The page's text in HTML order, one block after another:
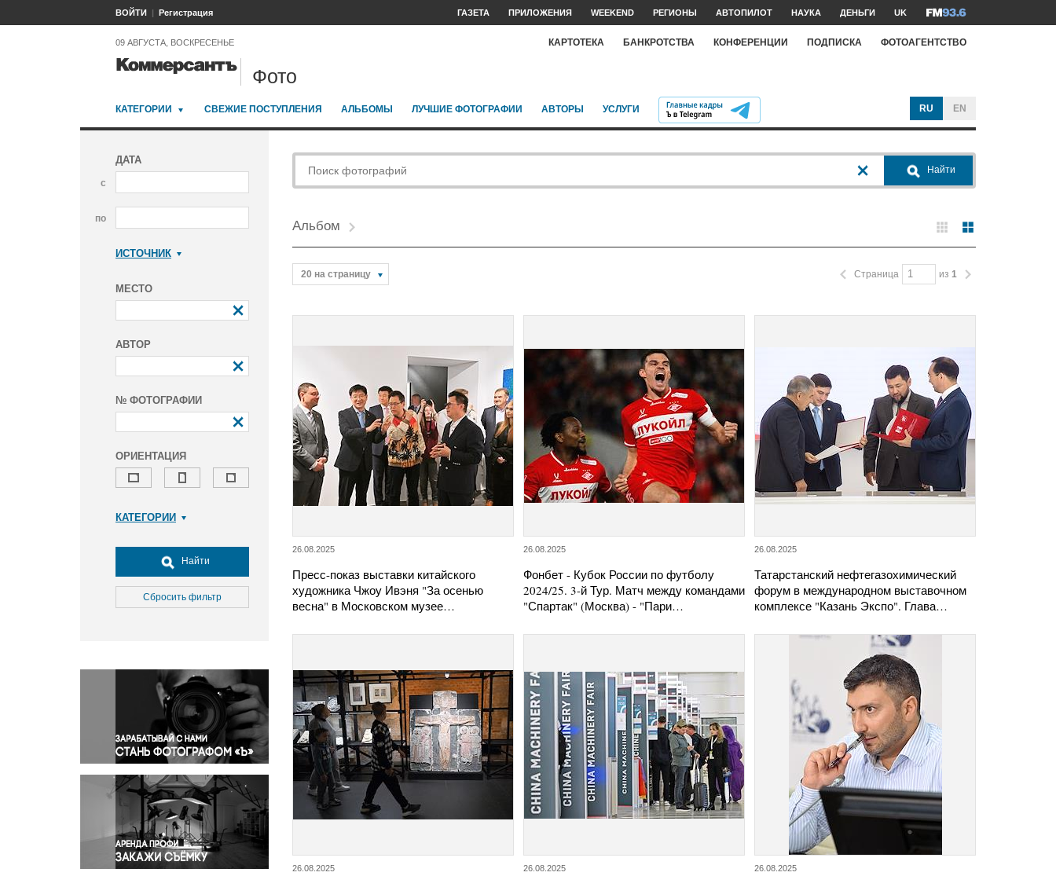
ВОЙТИ Регистрация ГАЗЕТА ПРИЛОЖЕНИЯ WEEKEND РЕГИОНЫ АВТОПИЛОТ НАУКА ДЕНЬГИ UK
09 АВГУСТА, ВОСКРЕСЕНЬЕ КАРТОТЕКА БАНКРОТСТВА КОНФЕРЕНЦИИ ПОДПИСКА ФОТОАГЕНТСТВО
Фото
КАТЕГОРИИ СВЕЖИЕ ПОСТУПЛЕНИЯ АЛЬБОМЫ ЛУЧШИЕ ФОТОГРАФИИ АВТОРЫ УСЛУГИ RU EN
ДАТА
с
по
ИСТОЧНИК
МЕСТО
АВТОР
№ ФОТОГРАФИИ
ОРИЕНТАЦИЯ
КАТЕГОРИИ
Досуг, туризм и отдых
Культура
Медицина
Окружающая среда
Политика
Правосудие
Происшествия и конфликты
Религия
Светская жизнь
Спорт
Экология
Экономика и бизнес
Найти
Сбросить фильтр
Найти
Альбом
20 на страницу Страница из 1
26.08.2025
Пресс-показ выставки китайского
художника Чжоу Ивэня "За осенью
весна" в Московском музее…
26.08.2025
Фонбет - Кубок России по футболу
2024/25. 3-й Тур. Матч между командами
"Спартак" (Москва) - "Пари…
26.08.2025
Татарстанский нефтегазохимический
форум в международном выставочном
комплексе "Казань Экспо". Глава…
26.08.2025 26.08.2025 26.08.2025